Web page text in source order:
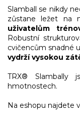
Slamball se nikdy
zůstane ležet na
uživatelům
Robustní
cvičencům snadné
vydrží vysokou
TRX® Slambally
hmotnostech.
Na eshopu najdete